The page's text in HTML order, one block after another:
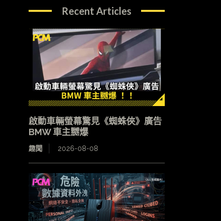
Recent Articles
啟動車輛螢幕驚見《蜘蛛俠》廣告
BMW 車主嬲爆
趣聞 2026-08-08